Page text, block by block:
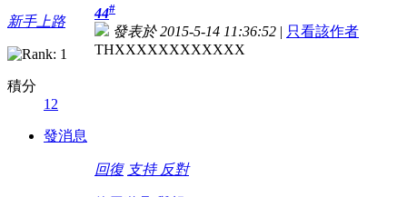
新手上路
積分
12
發消息
44#
發表於 2015-5-14 11:36:52 | 只看該作者
THXXXXXXXXXXXX
回復 支持 反對